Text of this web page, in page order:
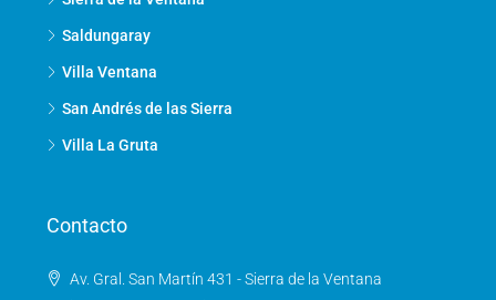
Saldungaray
Villa Ventana
San Andrés de las Sierra
Villa La Gruta
Contacto
Av. Gral. San Martín 431 - Sierra de la Ventana